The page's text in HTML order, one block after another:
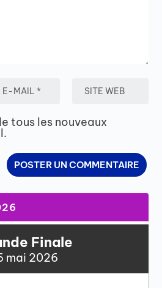
tous les nouveaux
Finale
mai 2026